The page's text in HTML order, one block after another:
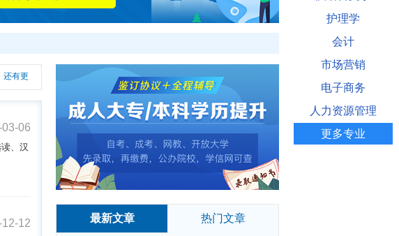
最新文章 热门文章
更多自考汉语言文学本科相关信息供大家参考。
06
、汉
12
护理学
会计
市场营销
电子商务
人力资源管理
更多专业